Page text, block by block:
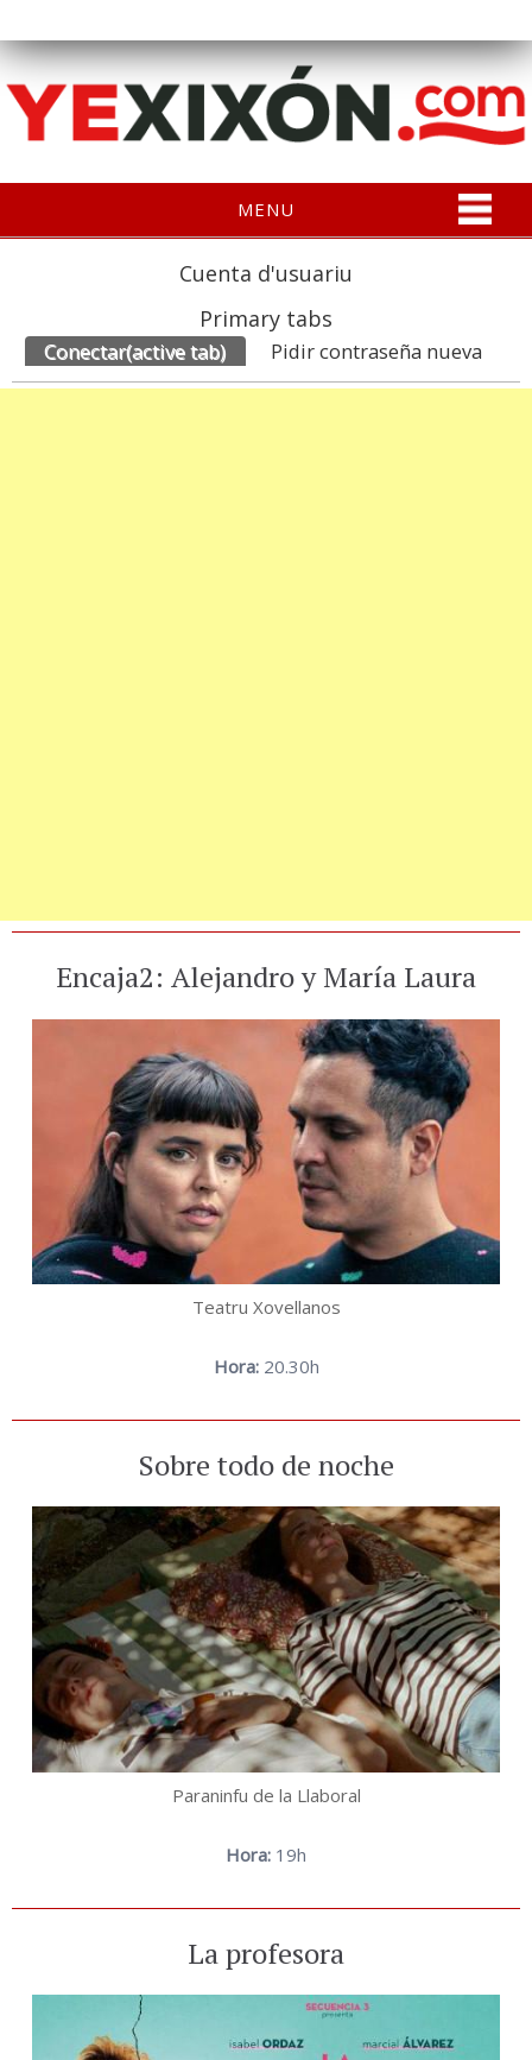
MENU
Cuenta d'usuariu
Primary tabs
Conectar(active tab) Pidir contraseña nueva
Encaja2: Alejandro y María Laura
Teatru Xovellanos
Hora:20.30h
Sobre todo de noche
Paraninfu de la Llaboral
Hora: 19h
La profesora